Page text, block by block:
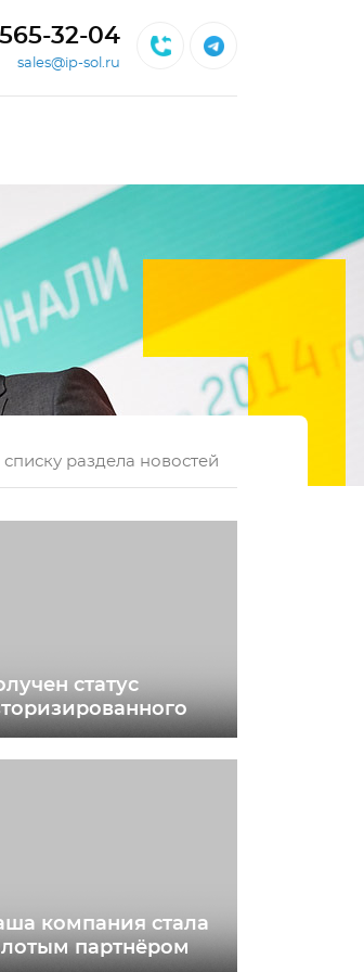
32-04
sales@ip-sol.ru
списку раздела новостей
статус
PERCo
компания стала
партнёром